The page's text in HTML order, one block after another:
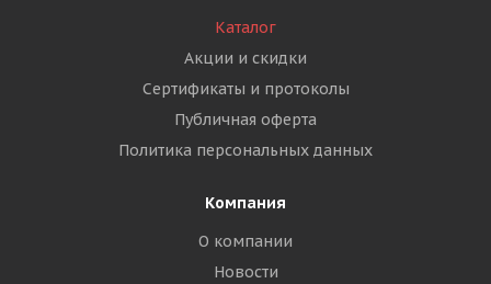
Каталог
Акции и скидки
Сертификаты и протоколы
Публичная оферта
Политика персональных данных
Компания
О компании
Новости